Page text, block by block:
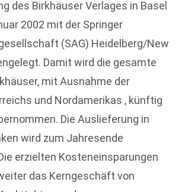
des Birkhäuser Verlages in Basel
2002 mit der Springer
(SAG) Heidelberg/New
Damit wird die gesamte
mit Ausnahme der
und Nordamerikas , künftig
Die Auslieferung in
wird zum Jahresende
erzielten Kosteneinsparungen
das Kerngeschäft von